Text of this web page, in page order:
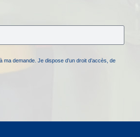
demande. Je dispose d’un droit d’accès, de